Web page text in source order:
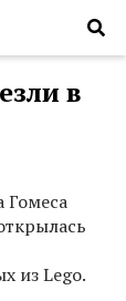
в
Гомеса
из Lego.